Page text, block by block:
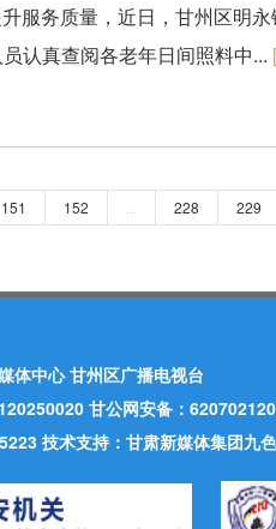
服务质量，近日，甘州区明
认真查阅各老年日间照料中...
151 152 228 229
体中心 甘州区广播电视台
甘公网安备：
技术支持：甘肃新媒体集团九